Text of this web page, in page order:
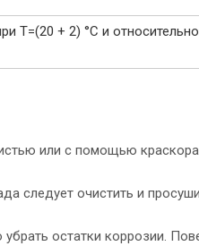
Т=(20 + 2) °С и
или с помощью
следует очистить и
остатки коррозии.